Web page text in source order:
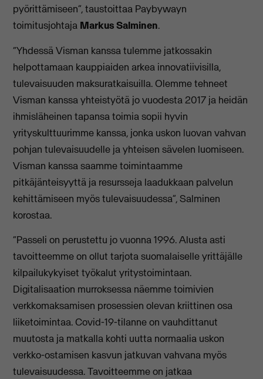
pyörittämiseen”, taustoittaa Paybywayn
toimitusjohtaja Markus Salminen.
“Yhdessä Visman kanssa tulemme jatkossakin
helpottamaan kauppiaiden arkea innovatiivisilla,
tulevaisuuden maksuratkaisuilla. Olemme tehneet
Visman kanssa yhteistyötä jo vuodesta 2017 ja heidän
ihmisläheinen tapansa toimia sopii hyvin
yrityskulttuurimme kanssa, jonka uskon luovan vahvan
pohjan tulevaisuudelle ja yhteisen sävelen luomiseen.
Visman kanssa saamme toimintaamme
pitkäjänteisyyttä ja resursseja laadukkaan palvelun
kehittämiseen myös tulevaisuudessa”, Salminen
korostaa.
“Passeli on perustettu jo vuonna 1996. Alusta asti
tavoitteemme on ollut tarjota suomalaiselle yrittäjälle
kilpailukykyiset työkalut yritystoimintaan.
Digitalisaation murroksessa näemme toimivien
verkkomaksamisen prosessien olevan kriittinen osa
liiketoimintaa. Covid-19-tilanne on vauhdittanut
muutosta ja matkalla kohti uutta normaalia uskon
verkko-ostamisen kasvun jatkuvan vahvana myös
tulevaisuudessa. Tavoitteemme on jatkaa